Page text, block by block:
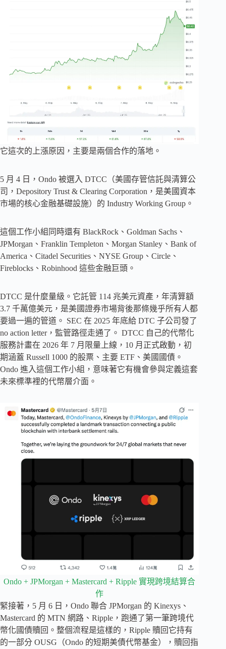
它這次的上漲原因，主要是兩個合作的落地。
5 月 4 日，Ondo 被選入 DTCC（美國存管信託與清算公
司，Depository Trust & Clearing Corporation，是美國資本
市場的核心金融基礎設施）的 Industry Working Group。
這個工作小組同時還有 BlackRock、Goldman Sachs、
JPMorgan、Franklin Templeton、Morgan Stanley、Bank of
America、Citadel Securities、NYSE Group、Circle、
Fireblocks、Robinhood 這些金融巨頭。
DTCC 是什麼量級。它託管 114 兆美元資產，年清算額
3.7 千萬億美元，是美國證券市場背後那條幾乎所有人都
要過一遍的管道。 SEC 在 2025 年底給 DTC 子公司發了
no action letter，監管路徑走通了。 DTCC 自己的代幣化
服務計畫在 2026 年 7 月限量上線，10 月正式啟動，初
期涵蓋 Russell 1000 的股票、主要 ETF、美國國債。
Ondo 進入這個工作小組，意味著它有機會參與定義這套
未來標準裡的代幣層介面。
Ondo + JPMorgan + Mastercard + Ripple 實現跨境結算合
作
緊接著，5 月 6 日，Ondo 聯合 JPMorgan 的 Kinexys、
Mastercard 的 MTN 網路、Ripple，跑通了第一筆跨境代
幣化國債贖回。整個流程是這樣的，Ripple 贖回它持有
的一部分 OUSG（Ondo 的短期美債代幣基金），贖回指